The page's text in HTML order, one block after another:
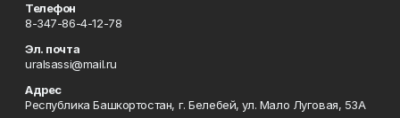
Телефон
8-347-86-4-12-78
Эл. почта
uralsassi@mail.ru
Адрес
Республика Башкортостан, г. Белебей, ул. Мало Луговая, 53А